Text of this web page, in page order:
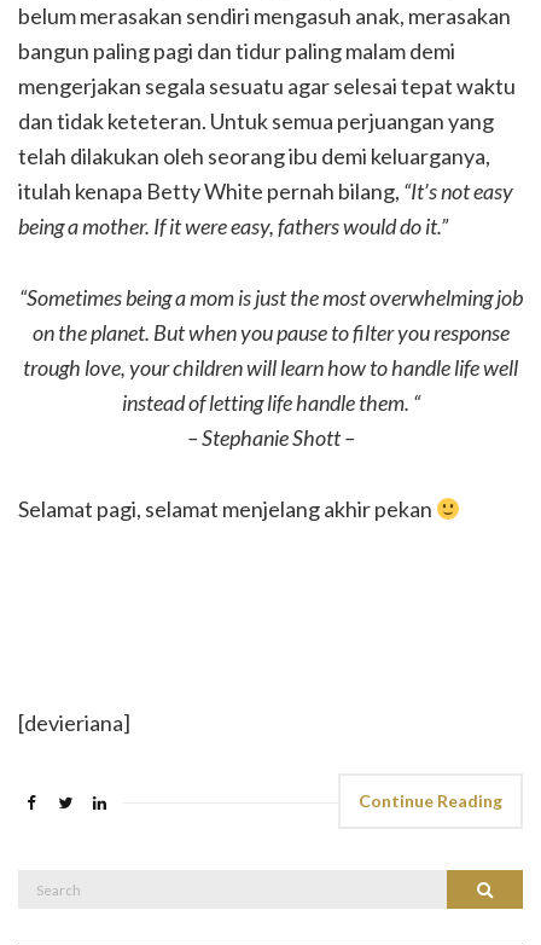
belum merasakan sendiri mengasuh anak, merasakan
bangun paling pagi dan tidur paling malam demi
mengerjakan segala sesuatu agar selesai tepat waktu
dan tidak keteteran. Untuk semua perjuangan yang
telah dilakukan oleh seorang ibu demi keluarganya,
itulah kenapa Betty White pernah bilang, “It’s not easy
being a mother. If it were easy, fathers would do it.”
“Sometimes being a mom is just the most overwhelming job
on the planet. But when you pause to filter you response
trough love, your children will learn how to handle life well
instead of letting life handle them. “
– Stephanie Shott –
Selamat pagi, selamat menjelang akhir pekan
[devieriana]
Continue Reading
Search
Search